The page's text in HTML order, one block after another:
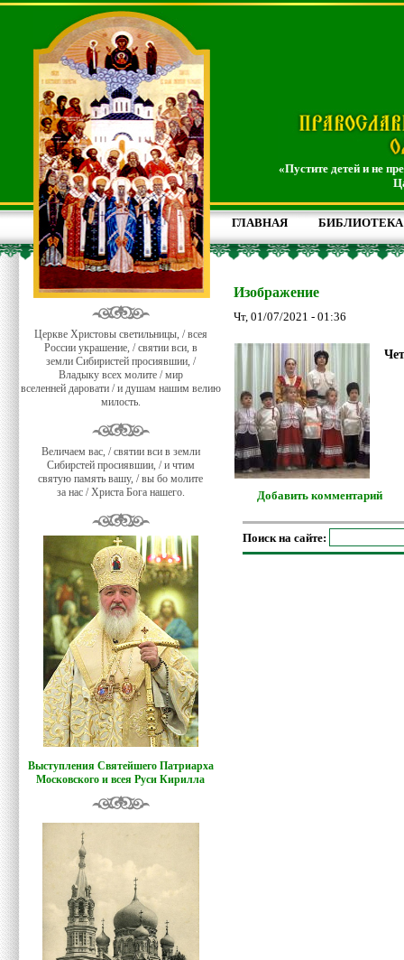
«Пустите детей и не
ГЛАВНАЯ БИБЛИОТЕКА
Церкве Христовы светильницы, / всея
России украшение, / святии вси, в
земли Сибиристей просиявшии, /
Владыку всех молите / мир
вселенней даровати / и душам нашим велию
милость.
Величаем вас, / святии вси в земли
Сибирстей просиявшии, / и чтим
святую память вашу, / вы бо молите
за нас / Христа Бога нашего.
Выступления Святейшего Патриарха
Московского и всея Руси Кирилла
Изображение
Чт, 01/07/2021 - 01:36
Добавить комментарий
Поиск на сайте: